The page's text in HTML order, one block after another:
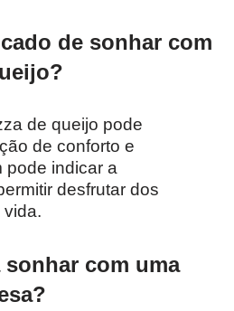
de sonhar com
de queijo pode
de conforto e
pode indicar a
desfrutar dos
vida.
com uma